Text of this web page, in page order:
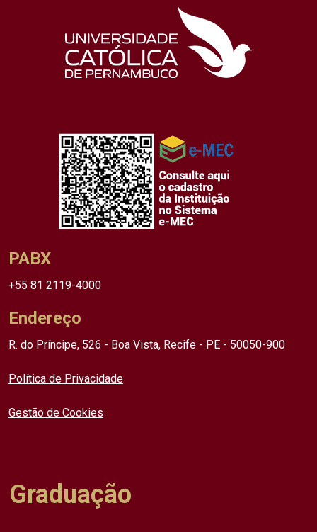
PABX
+55 81 2119-4000
Endereço
R. do Príncipe, 526 - Boa Vista, Recife - PE - 50050-900
Política de Privacidade
Gestão de Cookies
Graduação